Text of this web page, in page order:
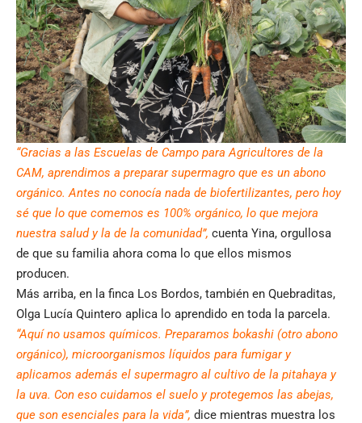
“Gracias a las Escuelas de Campo para Agricultores de la
CAM, aprendimos a preparar supermagro que es un abono
orgánico. Antes no conocía nada de biofertilizantes, pero hoy
sé que lo que comemos es 100% orgánico, lo que mejora
nuestra salud y la de la comunidad”, cuenta Yina, orgullosa
de que su familia ahora coma lo que ellos mismos
producen.
Más arriba, en la finca Los Bordos, también en Quebraditas,
Olga Lucía Quintero aplica lo aprendido en toda la parcela.
“Aquí no usamos químicos. Preparamos bokashi (otro abono
orgánico), microorganismos líquidos para fumigar y
aplicamos además el supermagro al cultivo de la pitahaya y
la uva. Con eso cuidamos el suelo y protegemos las abejas,
que son esenciales para la vida”, dice mientras muestra los